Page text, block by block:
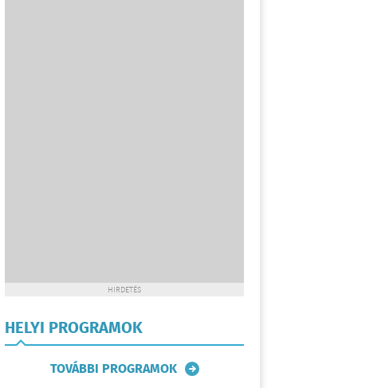
HIRDETÉS
HELYI PROGRAMOK
TOVÁBBI PROGRAMOK